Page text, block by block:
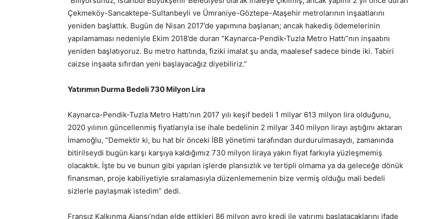
Çekmeköy-Sancaktepe-Sultanbeyli ve Ümraniye-Göztepe-Ataşehir metrolarının inşaatlarını
yeniden başlattık. Bugün de Nisan 2017’de yapımına başlanan; ancak hakediş ödemelerinin
yapılamaması nedeniyle Ekim 2018’de duran “Kaynarca-Pendik-Tuzla Metro Hattı”nın inşaatını
yeniden başlatıyoruz. Bu metro hattında, fiziki imalat şu anda, maalesef sadece binde iki. Tabiri
caizse inşaata sıfırdan yeni başlayacağız diyebiliriz.”
Yatırımın Durma Bedeli 730 Milyon Lira
Kaynarca-Pendik-Tuzla Metro Hattı’nın 2017 yılı keşif bedeli 1 milyar 613 milyon lira olduğunu,
2020 yılının güncellenmiş fiyatlarıyla ise ihale bedelinin 2 milyar 340 milyon lirayı aştığını aktaran
İmamoğlu, “Demektir ki, bu hat bir önceki İBB yönetimi tarafından durdurulmasaydı, zamanında
bitirilseydi bugün karşı karşıya kaldığımız 730 milyon liraya yakın fiyat farkıyla yüzleşmemiş
olacaktık. İşte bu ve bunun gibi yapılan işlerde plansızlık ve tertipli olmama ya da geleceğe dönük
finansman, proje kabiliyetiyle sıralamasıyla düzenlememenin bize vermiş olduğu mali bedeli
sizlerle paylaşmak istedim” dedi.
Fransız Kalkınma Ajansı’ndan elde ettikleri 86 milyon avro kredi ile yatırımı başlatacaklarını ifade